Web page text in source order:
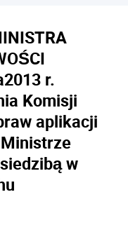
2013 r.
Komisji
aplikacji
w